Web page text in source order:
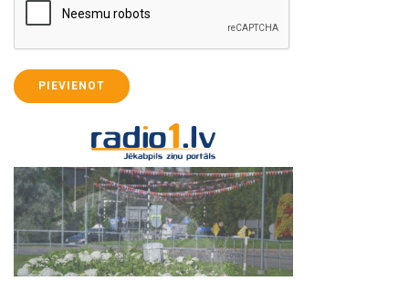
PIEVIENOT